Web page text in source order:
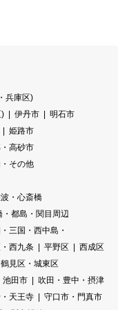
兵庫区)
)
伊丹市
明石市
姫路市
高砂市
その他
・心斎橋
・都島・関目周辺
三国・西中島・
西九条 平野区
西成区
見区・城東区
池田市
吹田・豊中・摂津
天王寺
守口市・門真市